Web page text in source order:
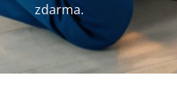
zdarma.